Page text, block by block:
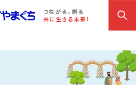
つながる、創る
共に生きる未来！
ビス こだわり商品 参加・イベント情報